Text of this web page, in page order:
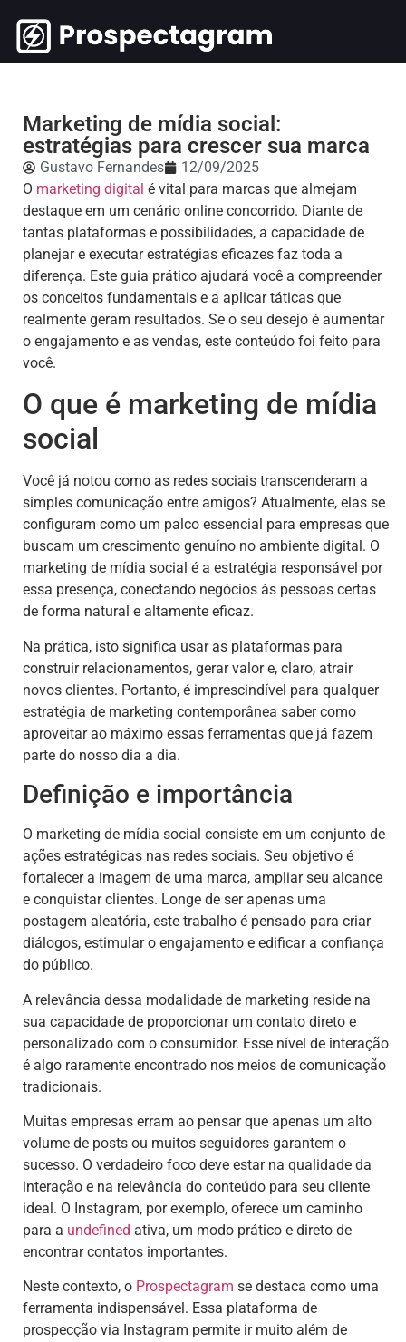
Marketing de mídia social:
estratégias para crescer sua marca
Gustavo Fernandes
12/09/2025
O marketing digital é vital para marcas que almejam
destaque em um cenário online concorrido. Diante de
tantas plataformas e possibilidades, a capacidade de
planejar e executar estratégias eficazes faz toda a
diferença. Este guia prático ajudará você a compreender
os conceitos fundamentais e a aplicar táticas que
realmente geram resultados. Se o seu desejo é aumentar
o engajamento e as vendas, este conteúdo foi feito para
você.
O que é marketing de mídia
social
Você já notou como as redes sociais transcenderam a
simples comunicação entre amigos? Atualmente, elas se
configuram como um palco essencial para empresas que
buscam um crescimento genuíno no ambiente digital. O
marketing de mídia social é a estratégia responsável por
essa presença, conectando negócios às pessoas certas
de forma natural e altamente eficaz.
Na prática, isto significa usar as plataformas para
construir relacionamentos, gerar valor e, claro, atrair
novos clientes. Portanto, é imprescindível para qualquer
estratégia de marketing contemporânea saber como
aproveitar ao máximo essas ferramentas que já fazem
parte do nosso dia a dia.
Definição e importância
O marketing de mídia social consiste em um conjunto de
ações estratégicas nas redes sociais. Seu objetivo é
fortalecer a imagem de uma marca, ampliar seu alcance
e conquistar clientes. Longe de ser apenas uma
postagem aleatória, este trabalho é pensado para criar
diálogos, estimular o engajamento e edificar a confiança
do público.
A relevância dessa modalidade de marketing reside na
sua capacidade de proporcionar um contato direto e
personalizado com o consumidor. Esse nível de interação
é algo raramente encontrado nos meios de comunicação
tradicionais.
Muitas empresas erram ao pensar que apenas um alto
volume de posts ou muitos seguidores garantem o
sucesso. O verdadeiro foco deve estar na qualidade da
interação e na relevância do conteúdo para seu cliente
ideal. O Instagram, por exemplo, oferece um caminho
para a undefined ativa, um modo prático e direto de
encontrar contatos importantes.
Neste contexto, o Prospectagram se destaca como uma
ferramenta indispensável. Essa plataforma de
prospecção via Instagram permite ir muito além de